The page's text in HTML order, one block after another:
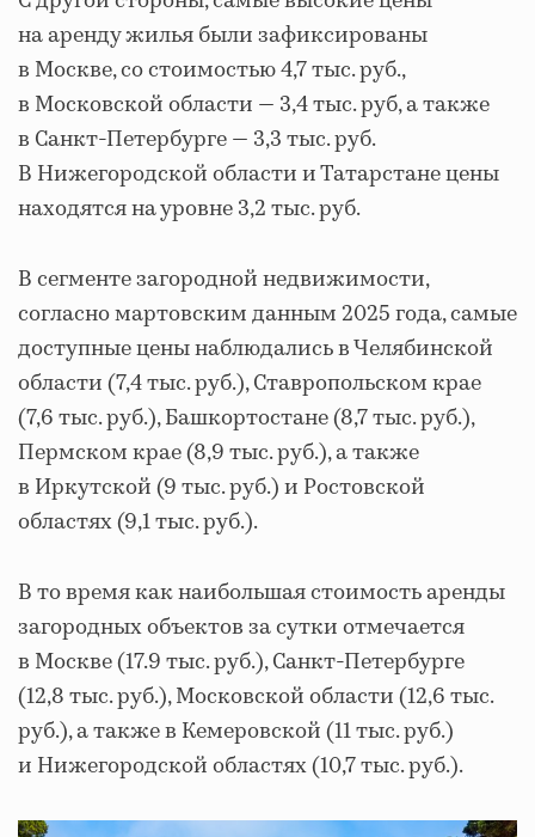
на аренду жилья были зафиксированы
в Москве, со стоимостью 4,7 тыс. руб.,
в Московской области — 3,4 тыс. руб, а также
в Санкт-Петербурге — 3,3 тыс. руб.
В Нижегородской области и Татарстане цены
находятся на уровне 3,2 тыс. руб.
В сегменте загородной недвижимости,
согласно мартовским данным 2025 года, самые
доступные цены наблюдались в Челябинской
области (7,4 тыс. руб.), Ставропольском крае
(7,6 тыс. руб.), Башкортостане (8,7 тыс. руб.),
Пермском крае (8,9 тыс. руб.), а также
в Иркутской (9 тыс. руб.) и Ростовской
областях (9,1 тыс. руб.).
В то время как наибольшая стоимость аренды
загородных объектов за сутки отмечается
в Москве (17.9 тыс. руб.), Санкт-Петербурге
(12,8 тыс. руб.), Московской области (12,6 тыс.
руб.), а также в Кемеровской (11 тыс. руб.)
и Нижегородской областях (10,7 тыс. руб.).